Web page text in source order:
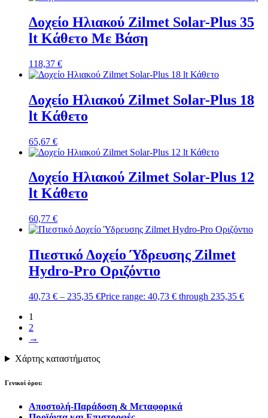
Δοχείο Ηλιακού Zilmet Solar-Plus 35
lt Κάθετο Με Βάση
118,37 €
Δοχείο Ηλιακού Zilmet Solar-Plus 18
lt Κάθετο
65,67 €
Δοχείο Ηλιακού Zilmet Solar-Plus 12
lt Κάθετο
60,77 €
Πιεστικό Δοχείο Ύδρευσης Zilmet
Hydro-Pro Οριζόντιο
40,73 € – 235,35 €Price range: 40,73 € through 235,35 €
1
2
→
Χάρτης καταστήματος
Γενικοί όροι:
Αποστολή-Παράδοση & Μεταφορικά